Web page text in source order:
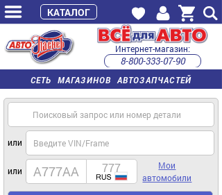
СЕТЬ МАГАЗИНОВ АВТОЗАПЧАСТЕЙ
Интернет-магазин:
8-800-333-07-90
часы работы с 9:00 до 22:00 (пн-пт)
или
или
Мои
автомобили
КАТАЛОГ